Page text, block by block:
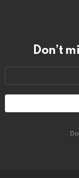
Don’t